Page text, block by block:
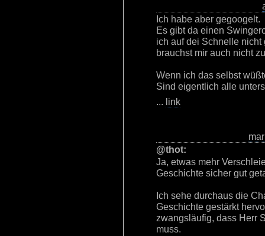
Ich habe aber gegoogelt.
Es gibt da einen
ich auf dei Schnelle
brauchst mir auch nicht
Wenn ich das selbst
Sind eigentlich alle
... link
@thot:
Ja, etwas mehr
Geschichte sicher gut
Ich sehe durchaus die
Geschichte gestärkt
zwangsläufig, dass Herr
muss.